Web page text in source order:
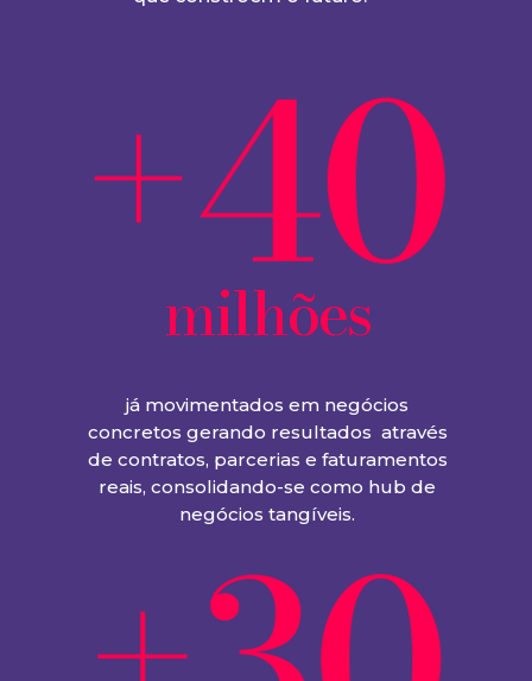
+40
milhões
já movimentados em negócios
concretos gerando resultados através
de contratos, parcerias e faturamentos
reais, consolidando-se como hub de
negócios tangíveis.